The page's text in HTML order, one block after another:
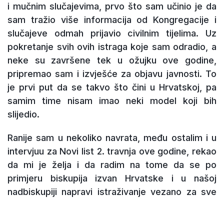
i mučnim slučajevima, prvo što sam učinio je da
sam tražio više informacija od Kongregacije i
slučajeve odmah prijavio civilnim tijelima. Uz
pokretanje svih ovih istraga koje sam odradio, a
neke su završene tek u ožujku ove godine,
pripremao sam i izvješće za objavu javnosti. To
je prvi put da se takvo što čini u Hrvatskoj, pa
samim time nisam imao neki model koji bih
slijedio.
Ranije sam u nekoliko navrata, među ostalim i u
intervjuu za Novi list 2. travnja ove godine, rekao
da mi je želja i da radim na tome da se po
primjeru biskupija izvan Hrvatske i u našoj
nadbiskupiji napravi istraživanje vezano za sve